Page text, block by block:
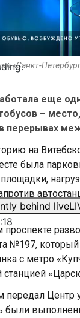
behind live
«Санкт-
еще
–
перерывах
на
была
проспекте
№197,
с метро
передал Центр
были